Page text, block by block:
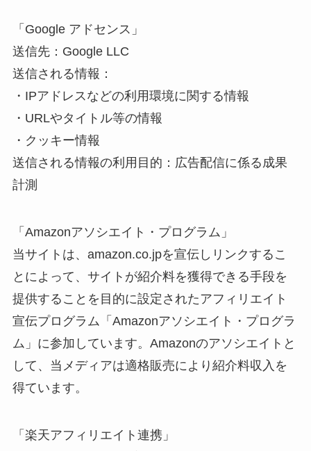
「Google アドセンス」
送信先：Google LLC
送信される情報：
・IPアドレスなどの利用環境に関する情報
・URLやタイトル等の情報
・クッキー情報
送信される情報の利用目的：広告配信に係る成果
計測
「Amazonアソシエイト・プログラム」
当サイトは、amazon.co.jpを宣伝しリンクするこ
とによって、サイトが紹介料を獲得できる手段を
提供することを目的に設定されたアフィリエイト
宣伝プログラム「Amazonアソシエイト・プログラ
ム」に参加しています。Amazonのアソシエイトと
して、当メディアは適格販売により紹介料収入を
得ています。
「楽天アフィリエイト連携」